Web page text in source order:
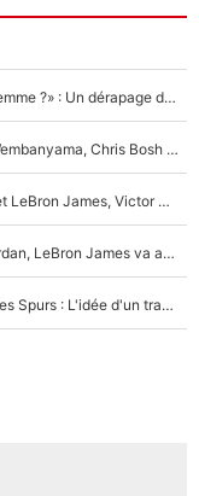
«LeBron James, as-tu déjà eu envie d’être une femme ?» : Un dérapage de Donald Trump sur la superstar de la NBA refait surface
NBA - Victime d'une thrombose comme Victor Wembanyama, Chris Bosh prévient le Français des risques sur sa santé : «J’ai failli mourir sur le coup et j’ai été ramené à la vie»
De la NBA au cinéma : Comme Michael Jordan et LeBron James, Victor Wembanyama rêve d'une carrière d'acteur !
The Last Dance sur Netflix : Comme Michael Jordan, LeBron James va avoir le droit à sa série !
Stephen Curry avec Victor Wembanyama chez les Spurs : L'idée d'un trade historique est lancée en NBA !